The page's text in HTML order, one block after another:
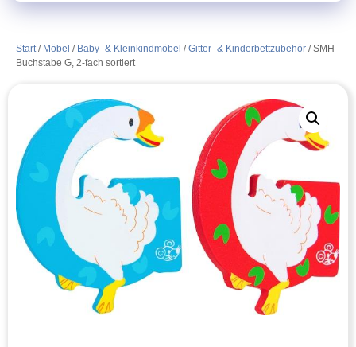
Start/ Möbel / Baby- & Kleinkindmöbel /Gitter- & Kinderbettzubehör / SMH
Buchstabe G, 2-fach sortiert